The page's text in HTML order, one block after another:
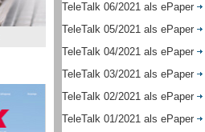
TeleTalk 06/2021 als ePaper
TeleTalk 05/2021 als ePaper
TeleTalk 04/2021 als ePaper
TeleTalk 03/2021 als ePaper
TeleTalk 02/2021 als ePaper
TeleTalk 01/2021 als ePaper